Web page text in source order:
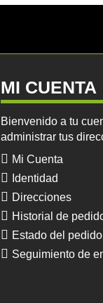
MI CUENTA
Bienvenido a tu
administrar tus
Mi Cuenta
Identidad
Direcciones
Historial de
Estado del pedido
Seguimiento de